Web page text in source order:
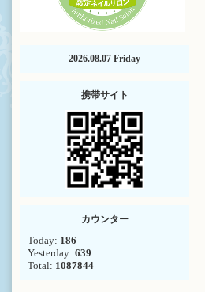
2026.08.07 Friday
携帯サイト
カウンター
Today: 186
Yesterday: 639
Total: 1087844